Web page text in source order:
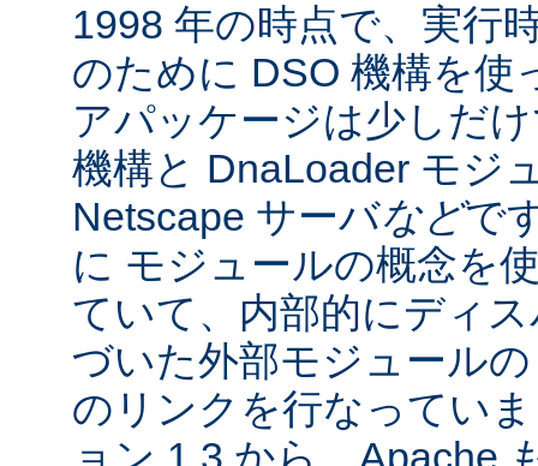
1998 年の時点で、実行
のために DSO 機構を使
アパッケージは少しだ
機構と DnaLoader モジ
Netscape サーバなどで
に モジュールの概念を
ていて、内部的にディ
づいた外部モジュール
のリンクを行なってい